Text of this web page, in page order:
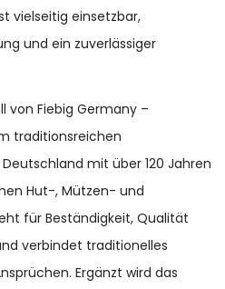
vielseitig einsetzbar,
und ein zuverlässiger
von Fiebig Germany –
traditionsreichen
mit über 120 Jahren
Hut-, Mützen- und
für Beständigkeit, Qualität
verbindet traditionelles
Ergänzt wird das